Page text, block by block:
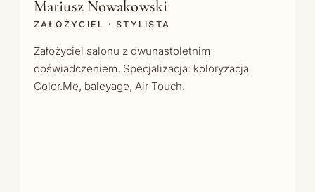
Mariusz Nowakowski
ZAŁOŻYCIEL · STYLISTA
Założyciel salonu z dwunastoletnim
doświadczeniem. Specjalizacja: koloryzacja
Color.Me, baleyage, Air Touch.